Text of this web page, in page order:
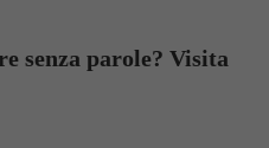
senza parole? Visita